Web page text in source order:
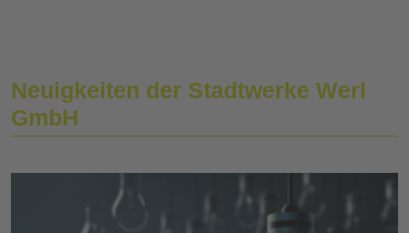
Neuigkeiten der Stadtwerke Werl
GmbH